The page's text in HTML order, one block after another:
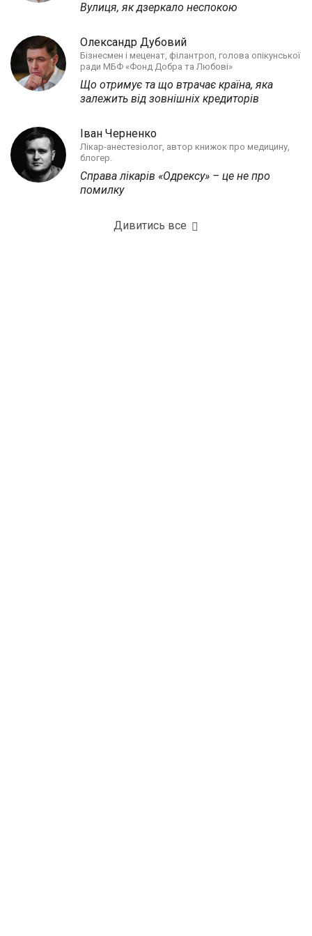
Вулиця, як дзеркало неспокою
Олександр Дубовий
Бізнесмен і меценат, філантроп, голова опікунської
ради МБФ «Фонд Добра та Любові»
Що отримує та що втрачає країна, яка
залежить від зовнішніх кредиторів
Іван Черненко
Лікар-анестезіолог, автор книжок про медицину,
блогер.
Справа лікарів «Одрексу» – це не про
помилку
Дивитись все